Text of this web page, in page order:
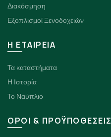
Διακόσμηση
Εξοπλισμοί Ξενοδοχειών
H ΕΤΑΙΡΕΙΑ
Τα καταστήματα
Η Ιστορία
Το Ναύπλιο
ΟΡΟΙ & ΠΡΟΫΠΟΘΕΣΕΙΣ